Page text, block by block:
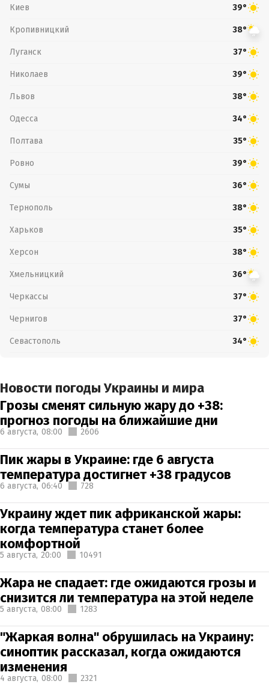
Киев 39°
Кропивницкий 38°
Луганск 37°
Николаев 39°
Львов 38°
Одесса 34°
Полтава 35°
Ровно 39°
Сумы 36°
Тернополь 38°
Харьков 35°
Херсон 38°
Хмельницкий 36°
Черкассы 37°
Чернигов 37°
Севастополь 34°
Новости погоды Украины и мира
Грозы сменят сильную жару до +38:
прогноз погоды на ближайшие дни
6 августа, 08:00 2606
Пик жары в Украине: где 6 августа
температура достигнет +38 градусов
6 августа, 06:40 728
Украину ждет пик африканской жары:
когда температура станет более
комфортной
5 августа, 20:00 10491
Жара не спадает: где ожидаются грозы и
снизится ли температура на этой неделе
5 августа, 08:00 1283
"Жаркая волна" обрушилась на Украину:
синоптик рассказал, когда ожидаются
изменения
4 августа, 08:00 2321